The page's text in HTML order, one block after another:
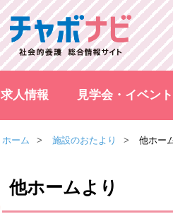
求人情報 見学会・イベント
ホーム 施設のおたより 他ホー
他ホームより